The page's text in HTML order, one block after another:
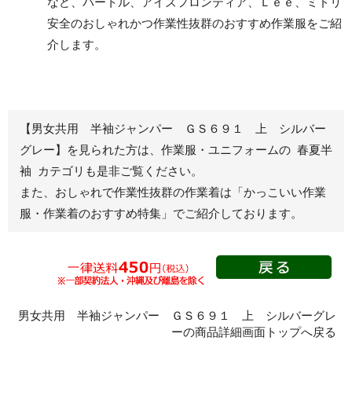
レディース作業着
ブルゾン
春夏半袖
ジャンパー
秋冬長袖
春夏半袖
スモック
秋冬長袖
クリーンウェ
シャツ
安全のおしゃれかつ作業性抜群のおすすめ作業服をご紹
介します。
【男女共用 半袖ジャンパー ＧＳ６９１ 上 シルバー
グレー】を見られた方は、作業服・ユニフォームの 春夏半
袖 カテゴリも是非ご覧ください。
また、おしゃれで作業性抜群の作業着は 「かっこいい作業
服・作業着のおすすめ特集」 でご紹介しております。
男女共用 半袖ジャンパー ＧＳ６９１ 上 シルバーグレ
ーの商品詳細画面トップへ戻る